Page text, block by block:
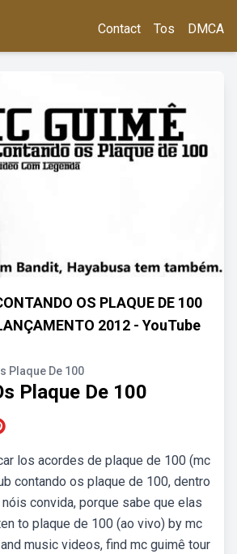
Contact Tos DMCA
OS PLAQUE DE 100
2012 - YouTube
Plaque De 100
Plaque De 100
los acordes de plaque de 100 (mc
contando os plaque de 100, dentro
convida, porque sabe que elas
to plaque de 100 (ao vivo) by mc
music videos, find mc guimê tour